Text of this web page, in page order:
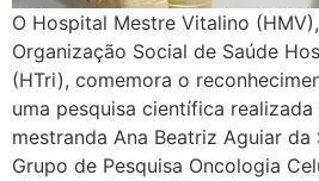
O Hospital Mestre Vitalino
Organização Social de Saúde
(HTri), comemora o
uma pesquisa científica realizada
mestranda Ana Beatriz Aguiar da
Grupo de Pesquisa Oncologia